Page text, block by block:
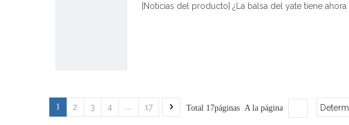
[Noticias del producto] ¿La balsa del yate tiene
1 2 3 4 ... 17 Total 17páginas A la página